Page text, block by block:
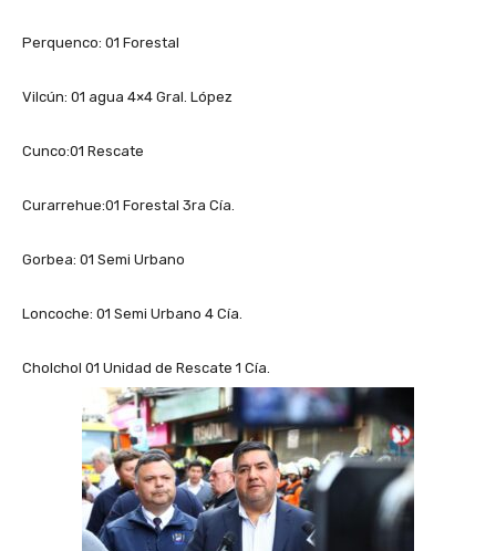
Perquenco: 01 Forestal
Vilcún: 01 agua 4×4 Gral. López
Cunco:01 Rescate
Curarrehue:01 Forestal 3ra Cía.
Gorbea: 01 Semi Urbano
Loncoche: 01 Semi Urbano 4 Cía.
Cholchol 01 Unidad de Rescate 1 Cía.